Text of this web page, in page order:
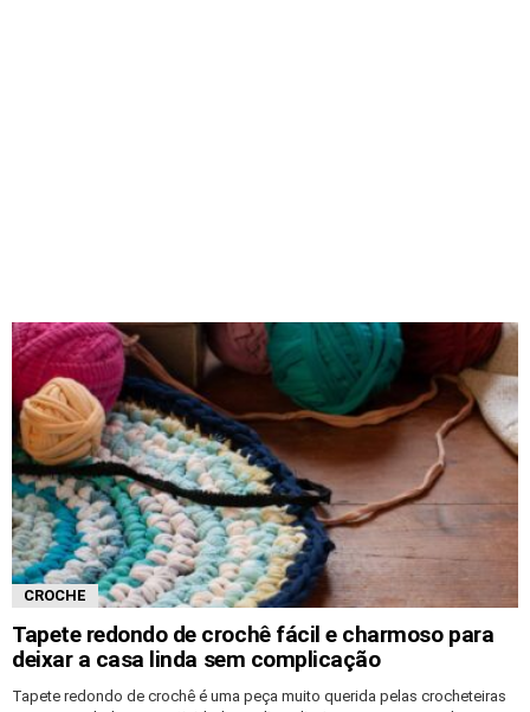
CROCHE
Tapete redondo de crochê fácil e charmoso para
deixar a casa linda sem complicação
Tapete redondo de crochê é uma peça muito querida pelas crocheteiras